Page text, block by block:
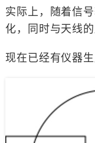
实际上，随着信
化，同时与天线
现在已经有仪器